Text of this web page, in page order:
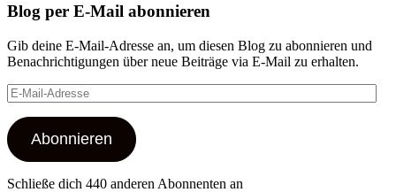
Blog per E-Mail abonnieren
Gib deine E-Mail-Adresse an, um diesen Blog zu abonnieren und
Benachrichtigungen über neue Beiträge via E-Mail zu erhalten.
E-
Mail-
Adresse
Abonnieren
Schließe dich 440 anderen Abonnenten an